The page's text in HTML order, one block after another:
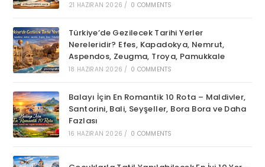
21 HAZIRAN 2026 / 0 COMMENTS
Türkiye’de Gezilecek Tarihi Yerler
Nereleridir? Efes, Kapadokya, Nemrut,
Aspendos, Zeugma, Troya, Pamukkale
18 HAZIRAN 2026 / 0 COMMENTS
Balayı İçin En Romantik 10 Rota – Maldivler,
Santorini, Bali, Seyşeller, Bora Bora ve Daha
Fazlası
16 HAZIRAN 2026 / 0 COMMENTS